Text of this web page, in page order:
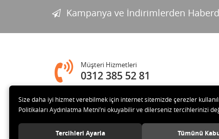
Kampanya ve İndirimlerden
Müşteri Hizmetleri
0312 385 52 81
Adres
Melih Gökçek Bulvarı Ada Plaza No:80-8 İVEDİK OSB
Size daha iyi hizmet verebilmek için internet sitemizde çerezler
Politikaları Aydınlatma Metni’ni okuyabilir ve dilerseniz tercihlerinizi
Tercihleri Ayarla Tümünü